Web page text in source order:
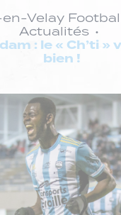
Velay
Actualités
: le « Ch’ti »
bien !